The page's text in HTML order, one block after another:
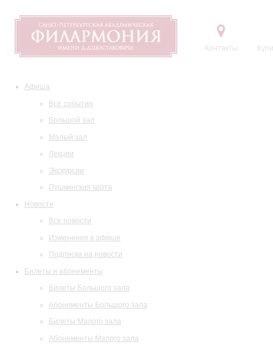
Контакты
Афиша
Все события
Большой зал
Малый зал
Лекции
Экскурсии
Пушкинская карта
Новости
Все новости
Изменения в афише
Подписка на новости
Билеты и абонементы
Билеты Большого зала
Абонементы Большого зала
Билеты Малого зала
Абонементы Малого зала